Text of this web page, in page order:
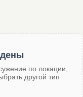
по локации,
другой тип